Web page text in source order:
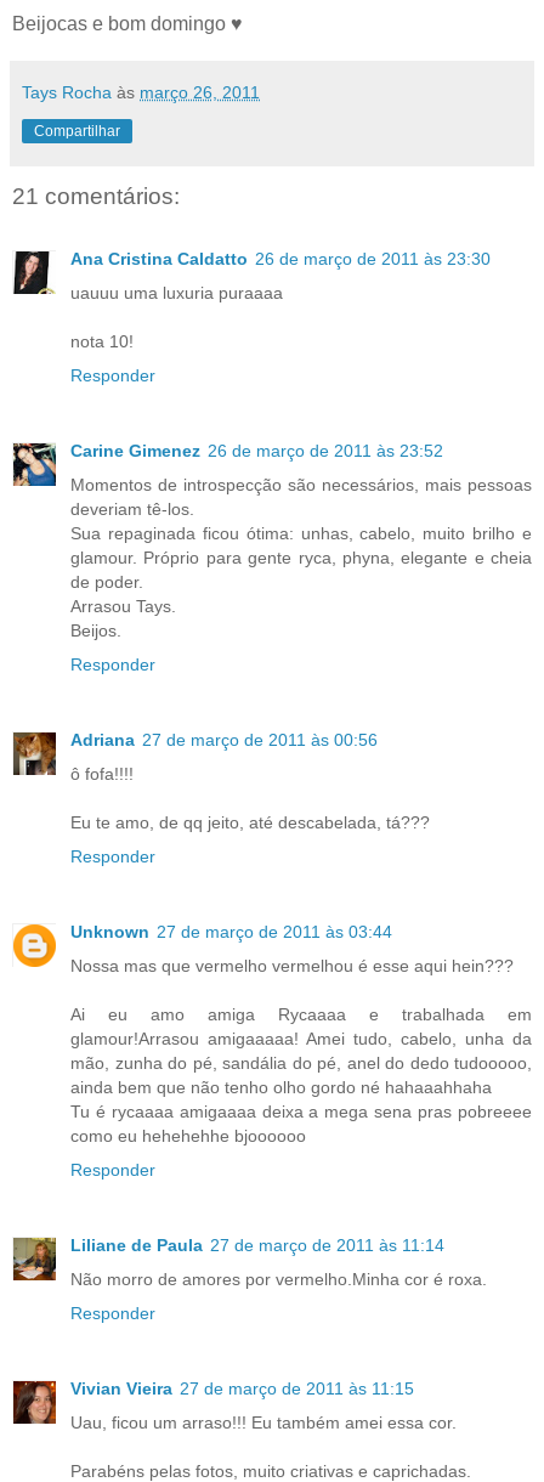
Beijocas e bom domingo ♥
Tays Rocha às março 26, 2011
Compartilhar
21 comentários:
Ana Cristina Caldatto 26 de março de 2011 às 23:30
uauuu uma luxuria puraaaa
nota 10!
Responder
Carine Gimenez 26 de março de 2011 às 23:52
Momentos de introspecção são necessários, mais pessoas
deveriam tê-los.
Sua repaginada ficou ótima: unhas, cabelo, muito brilho e
glamour. Próprio para gente ryca, phyna, elegante e cheia
de poder.
Arrasou Tays.
Beijos.
Responder
Adriana 27 de março de 2011 às 00:56
ô fofa!!!!
Eu te amo, de qq jeito, até descabelada, tá???
Responder
Unknown 27 de março de 2011 às 03:44
Nossa mas que vermelho vermelhou é esse aqui hein???
Ai eu amo amiga Rycaaaa e trabalhada em
glamour!Arrasou amigaaaaa! Amei tudo, cabelo, unha da
mão, zunha do pé, sandália do pé, anel do dedo tudooooo,
ainda bem que não tenho olho gordo né hahaaahhaha
Tu é rycaaaa amigaaaa deixa a mega sena pras pobreeee
como eu hehehehhe bjoooooo
Responder
Liliane de Paula 27 de março de 2011 às 11:14
Não morro de amores por vermelho.Minha cor é roxa.
Responder
Vivian Vieira 27 de março de 2011 às 11:15
Uau, ficou um arraso!!! Eu também amei essa cor.
Parabéns pelas fotos, muito criativas e caprichadas.